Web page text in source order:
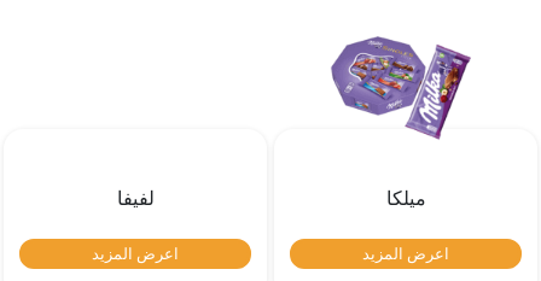
ميلكا
اعرض المزيد
لفيفا
اعرض المزيد